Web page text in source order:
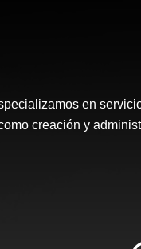
en
creación y